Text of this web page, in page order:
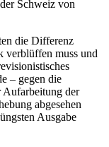
Schweiz von
die Differenz
verblüffen muss und
– gegen die
Aufarbeitung der
abgesehen
Ausgabe